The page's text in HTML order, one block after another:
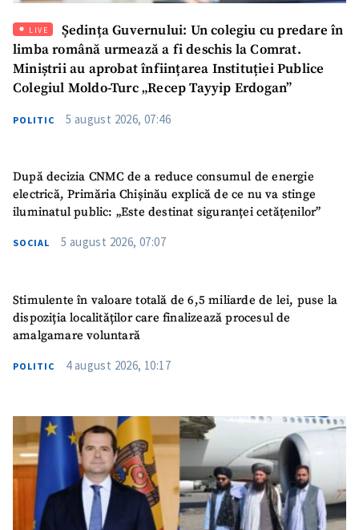
LIVE
Ședința Guvernului: Un colegiu cu predare în
limba română urmează a fi deschis la Comrat.
Miniștrii au aprobat înființarea Instituției Publice
Colegiul Moldo-Turc „Recep Tayyip Erdogan”
POLITIC 5 august 2026, 07:46
După decizia CNMC de a reduce consumul de energie
electrică, Primăria Chișinău explică de ce nu va stinge
iluminatul public: „Este destinat siguranței cetățenilor”
SOCIAL 5 august 2026, 07:07
Stimulente în valoare totală de 6,5 miliarde de lei, puse la
dispoziția localităților care finalizează procesul de
amalgamare voluntară
POLITIC 4 august 2026, 10:17
Mesajul știrei
+ Mesajul știrei
CONTACT SURSĂ
Sursă anonimă
Email+ Emailul meu
Telefon
+ Telefon personal
acord cupolitica de
confidențialitate.